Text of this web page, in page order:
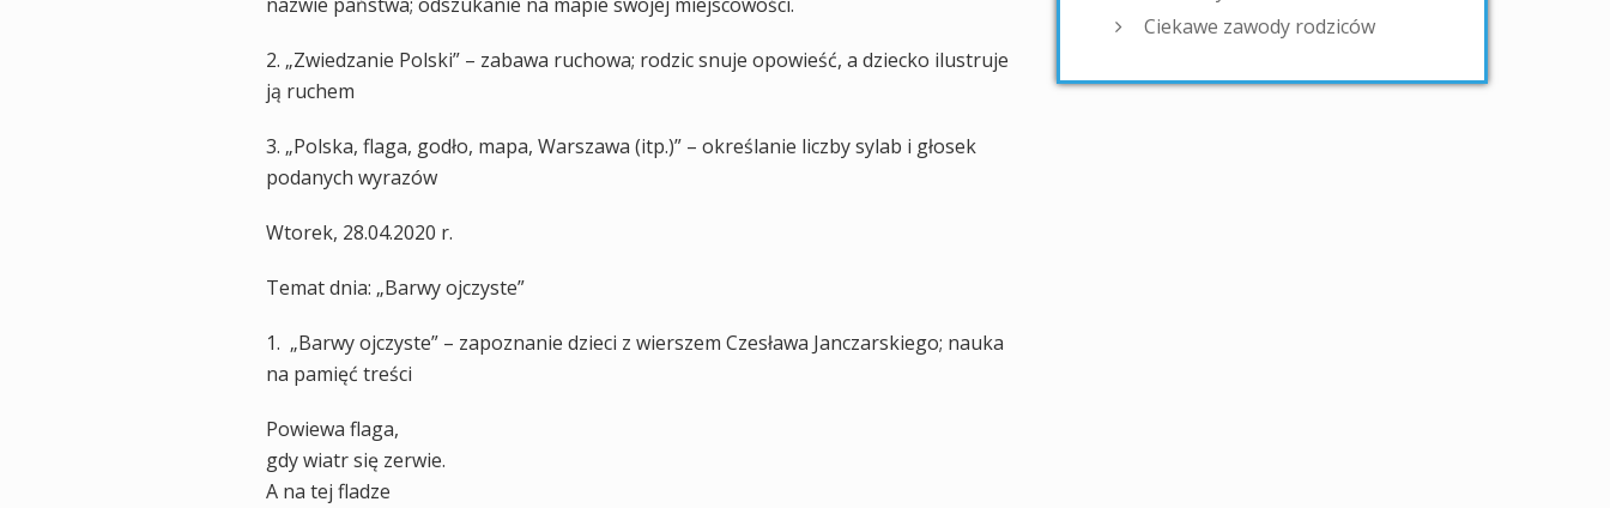
2. „Zwiedzanie Polski” – zabawa ruchowa; rodzic snuje opowieść, a dziecko ilustruje
ją ruchem
3. „Polska, flaga, godło, mapa, Warszawa (itp.)” – określanie liczby sylab i głosek
podanych wyrazów
Wtorek, 28.04.2020 r.
Temat dnia: „Barwy ojczyste”
1. „Barwy ojczyste” – zapoznanie dzieci z wierszem Czesława Janczarskiego; nauka
na pamięć treści
Powiewa flaga,
gdy wiatr się zerwie.
A na tej fladze
Ciekawe zawody rodziców